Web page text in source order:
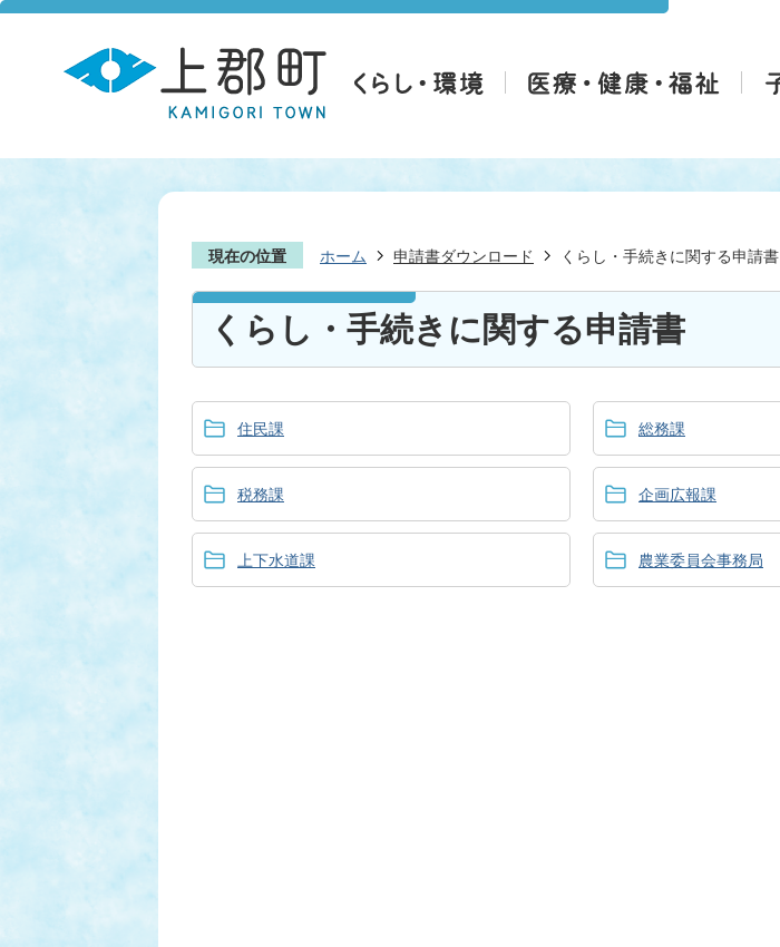
現在の位置 ホーム 申請書ダウンロード くらし・手続きに関する申請書
くらし・手続きに関する申請書
住民課 総務課
税務課 企画広報課
上下水道課 農業委員会事務局